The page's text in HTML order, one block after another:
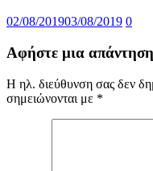
02/08/201903/08/2019 0
Αφήστε μια απάντηση
Η ηλ. διεύθυνση σας δεν
σημειώνονται με *